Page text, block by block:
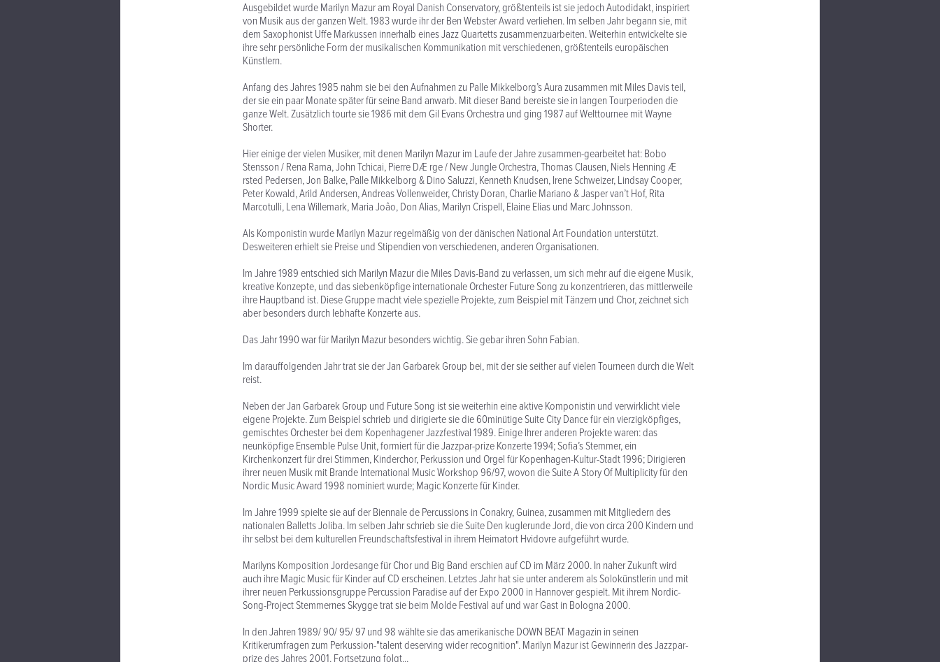
Ausgebildet wurde Marilyn Mazur am Royal Danish Conservatory, größtenteils ist sie jedoch Autodidakt, inspiriert
von Musik aus der ganzen Welt. 1983 wurde ihr der Ben Webster Award verliehen. Im selben Jahr begann sie, mit
dem Saxophonist Uffe Markussen innerhalb eines Jazz Quartetts zusammenzuarbeiten. Weiterhin entwickelte sie
ihre sehr persönliche Form der musikalischen Kommunikation mit verschiedenen, größtenteils europäischen
Künstlern.
Anfang des Jahres 1985 nahm sie bei den Aufnahmen zu Palle Mikkelborg’s Aura zusammen mit Miles Davis teil,
der sie ein paar Monate später für seine Band anwarb. Mit dieser Band bereiste sie in langen Tourperioden die
ganze Welt. Zusätzlich tourte sie 1986 mit dem Gil Evans Orchestra und ging 1987 auf Welttournee mit Wayne
Shorter.
Hier einige der vielen Musiker, mit denen Marilyn Mazur im Laufe der Jahre zusammen-gearbeitet hat: Bobo
Stensson / Rena Rama, John Tchicai, Pierre DÆ rge / New Jungle Orchestra, Thomas Clausen, Niels Henning Æ
rsted Pedersen, Jon Balke, Palle Mikkelborg & Dino Saluzzi, Kenneth Knudsen, Irene Schweizer, Lindsay Cooper,
Peter Kowald, Arild Andersen, Andreas Vollenweider, Christy Doran, Charlie Mariano & Jasper van’t Hof, Rita
Marcotulli, Lena Willemark, Maria Joâo, Don Alias, Marilyn Crispell, Elaine Elias und Marc Johnsson.
Als Komponistin wurde Marilyn Mazur regelmäßig von der dänischen National Art Foundation unterstützt.
Desweiteren erhielt sie Preise und Stipendien von verschiedenen, anderen Organisationen.
Im Jahre 1989 entschied sich Marilyn Mazur die Miles Davis-Band zu verlassen, um sich mehr auf die eigene Musik,
kreative Konzepte, und das siebenköpfige internationale Orchester Future Song zu konzentrieren, das mittlerweile
ihre Hauptband ist. Diese Gruppe macht viele spezielle Projekte, zum Beispiel mit Tänzern und Chor, zeichnet sich
aber besonders durch lebhafte Konzerte aus.
Das Jahr 1990 war für Marilyn Mazur besonders wichtig. Sie gebar ihren Sohn Fabian.
Im darauffolgenden Jahr trat sie der Jan Garbarek Group bei, mit der sie seither auf vielen Tourneen durch die Welt
reist.
Neben der Jan Garbarek Group und Future Song ist sie weiterhin eine aktive Komponistin und verwirklicht viele
eigene Projekte. Zum Beispiel schrieb und dirigierte sie die 60minütige Suite City Dance für ein vierzigköpfiges,
gemischtes Orchester bei dem Kopenhagener Jazzfestival 1989. Einige Ihrer anderen Projekte waren: das
neunköpfige Ensemble Pulse Unit, formiert für die Jazzpar-prize Konzerte 1994; Sofia’s Stemmer, ein
Kirchenkonzert für drei Stimmen, Kinderchor, Perkussion und Orgel für Kopenhagen-Kultur-Stadt 1996; Dirigieren
ihrer neuen Musik mit Brande International Music Workshop 96/97, wovon die Suite A Story Of Multiplicity für den
Nordic Music Award 1998 nominiert wurde; Magic Konzerte für Kinder.
Im Jahre 1999 spielte sie auf der Biennale de Percussions in Conakry, Guinea, zusammen mit Mitgliedern des
nationalen Balletts Joliba. Im selben Jahr schrieb sie die Suite Den kuglerunde Jord, die von circa 200 Kindern und
ihr selbst bei dem kulturellen Freundschaftsfestival in ihrem Heimatort Hvidovre aufgeführt wurde.
Marilyns Komposition Jordesange für Chor und Big Band erschien auf CD im März 2000. In naher Zukunft wird
auch ihre Magic Music für Kinder auf CD erscheinen. Letztes Jahr hat sie unter anderem als Solokünstlerin und mit
ihrer neuen Perkussionsgruppe Percussion Paradise auf der Expo 2000 in Hannover gespielt. Mit ihrem Nordic-
Song-Project Stemmernes Skygge trat sie beim Molde Festival auf und war Gast in Bologna 2000.
In den Jahren 1989/ 90/ 95/ 97 und 98 wählte sie das amerikanische DOWN BEAT Magazin in seinen
Kritikerumfragen zum Perkussion-"talent deserving wider recognition". Marilyn Mazur ist Gewinnerin des Jazzpar-
prize des Jahres 2001. Fortsetzung folgt...